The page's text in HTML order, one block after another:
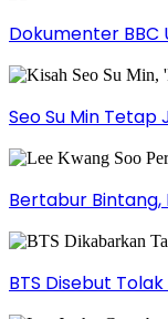
Dokumenter BBC
Seo Su Min
Bertabur Bintang,
BTS Disebut